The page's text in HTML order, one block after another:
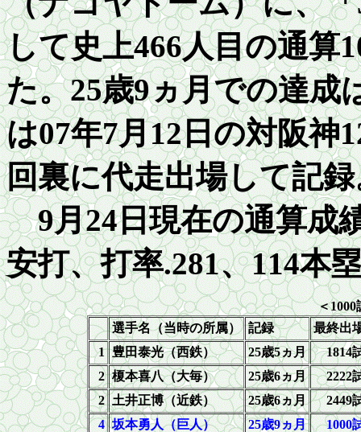
して史上466人目の通算
た。25歳9ヵ月での達成
は07年7月12日の対阪神
回裏に代走出場して記
9月24日現在の通算成
安打、打率.281、114本
＜1000
選手名（当時の所属） 記録
最終出
1 豊田泰光（西鉄） 25歳5ヵ月
1814
2 榎本喜八（大毎） 25歳6ヵ月 2222
2 土井正博（近鉄） 25歳6ヵ月
2449
4 坂本勇人（巨人） 25歳9ヵ月 1000